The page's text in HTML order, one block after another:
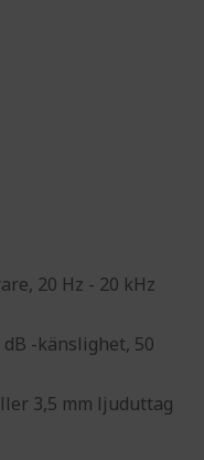
20 Hz - 20 kHz
-känslighet, 50
3,5 mm ljuduttag